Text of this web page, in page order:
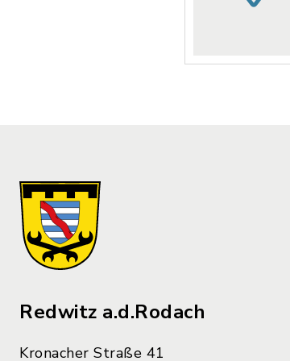
Redwitz a.d.Rodach
Kronacher Straße 41